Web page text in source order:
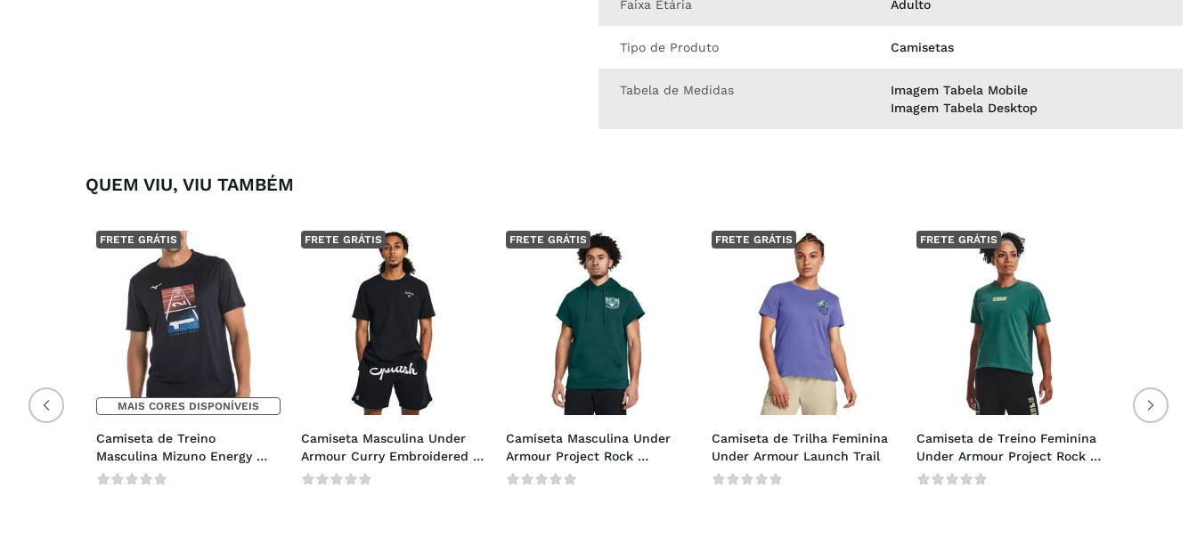
Faixa Etária Adulto
Tipo de Produto Camisetas
Tabela de Medidas
Imagem Tabela Mobile
Imagem Tabela Desktop
QUEM VIU, VIU TAMBÉM
FRETE GRÁTIS
MAIS CORES DISPONÍVEIS
Camiseta de Treino
Masculina Mizuno Energy
Stamp
FRETE GRÁTIS
Camiseta Masculina Under
Armour Curry Embroidered
Splash
FRETE GRÁTIS
Camiseta Masculina Under
Armour Project Rock
Essential
FRETE GRÁTIS
Camiseta de Trilha Feminina
Under Armour Launch Trail
FRETE GRÁTIS
Camiseta de Treino Feminina
Under Armour Project Rock
Globe